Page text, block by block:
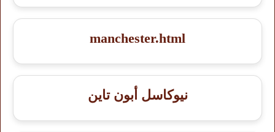
manchester.html
نيوكاسل أبون تاين